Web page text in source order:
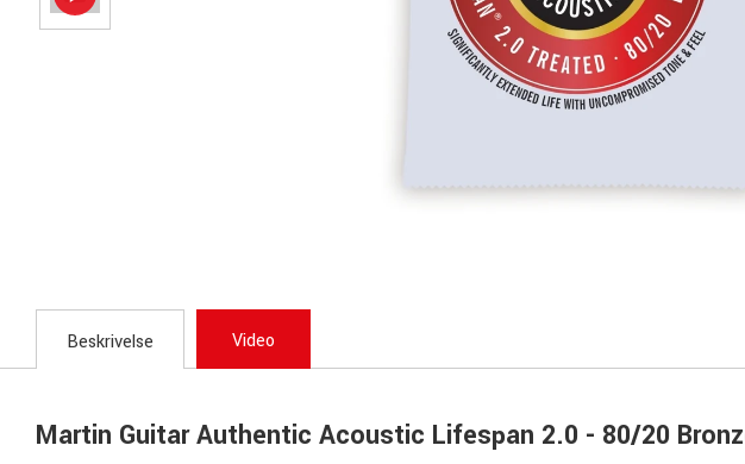
Beskrivelse Video
Martin Guitar Authentic Acoustic Lifespan 2.0 - 80/20